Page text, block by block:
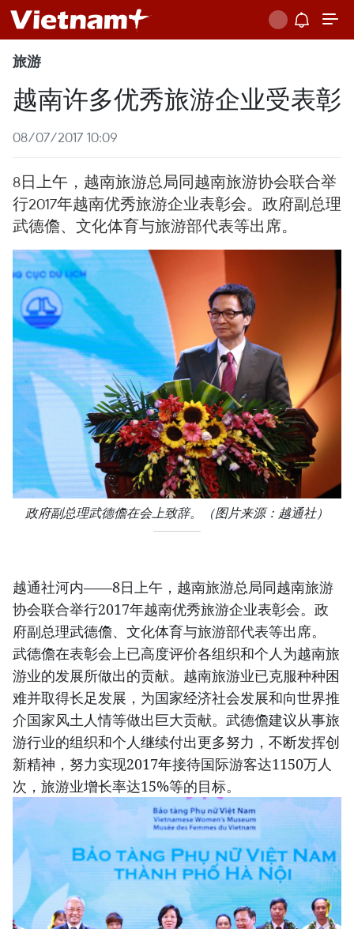
旅游
越南许多优秀旅游企业受表彰
08/07/2017 10:09
8日上午，越南旅游总局同越南旅游协会联合举
行2017年越南优秀旅游企业表彰会。政府副总理
武德儋、文化体育与旅游部代表等出席。
政府副总理武德儋在会上致辞。（图片来源：越通社）​
越通社河内​——8日上午，越南旅游总局同越南旅游
协会联合举行2017年越南优秀旅游企业表彰会。政
府副总理武德儋、文化体育与旅游部代表等出席。
武德儋在表彰会上已高度评价各组织和个人为越南旅
游业的发展所做出的贡献。越南旅游业已克服种种困
难并取得长足发展，为国家经济社会发展和向世界推
介国家风土人情等做出巨大贡献。武德儋建议从事旅
游行业的组织和个人继续付出更多努力，不断发挥创
新精神，努力实现2017年接待国际游客达1150万人
次，旅游业增长率达15%等的目标。